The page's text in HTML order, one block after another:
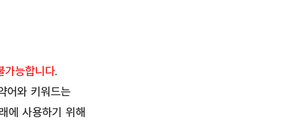
가능합니다.
어와 키워드는
에 사용하기 위해